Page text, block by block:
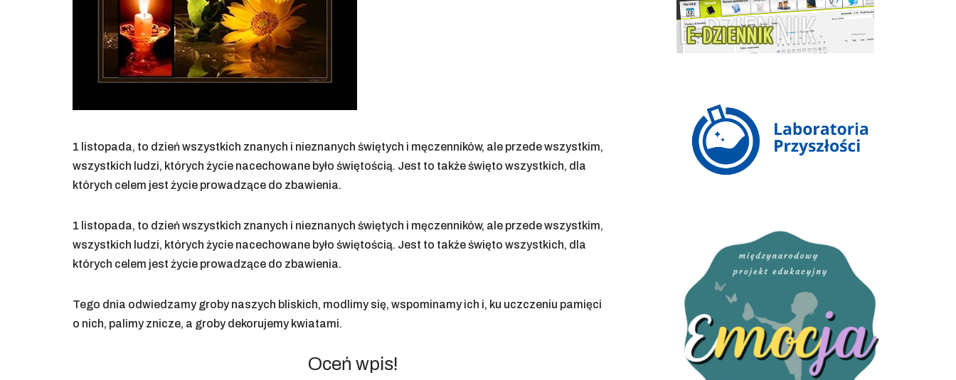
1 listopada, to dzień wszystkich znanych i nieznanych świętych i męczenników, ale przede wszystkim,
wszystkich ludzi, których życie nacechowane było świętością. Jest to także święto wszystkich, dla
których celem jest życie prowadzące do zbawienia.
1 listopada, to dzień wszystkich znanych i nieznanych świętych i męczenników, ale przede wszystkim,
wszystkich ludzi, których życie nacechowane było świętością. Jest to także święto wszystkich, dla
których celem jest życie prowadzące do zbawienia.
Tego dnia odwiedzamy groby naszych bliskich, modlimy się, wspominamy ich i, ku uczczeniu pamięci
o nich, palimy znicze, a groby dekorujemy kwiatami.
Oceń wpis!